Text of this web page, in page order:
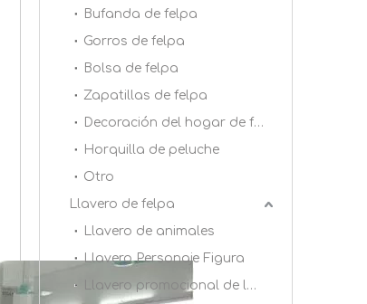
Bufanda de felpa
Gorros de felpa
Bolsa de felpa
Zapatillas de felpa
Decoración del hogar de felpa
Horquilla de peluche
Otro
Llavero de felpa
Llavero de animales
Llavero Personaje Figura
Llavero promocional de la felpa